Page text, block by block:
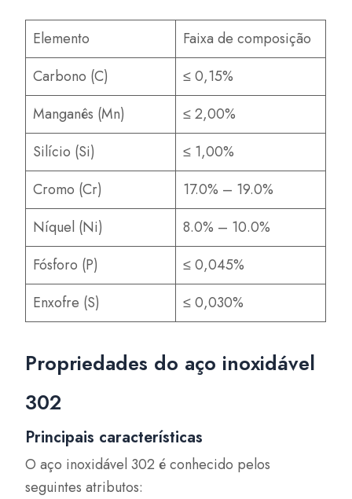
Elemento
Faixa de composição
Carbono (C)
≤ 0,15%
Manganês (Mn)
≤ 2,00%
Silício (Si)
≤ 1,00%
Cromo (Cr)
17.0% – 19.0%
Níquel (Ni)
8.0% – 10.0%
Fósforo (P)
≤ 0,045%
Enxofre (S)
≤ 0,030%
Propriedades do aço inoxidável
302
Principais características
O aço inoxidável 302 é conhecido pelos
seguintes atributos: